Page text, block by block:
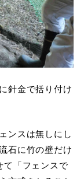
針金で括り付け
ンスは無しにし
石に竹の壁だけ
て「フェンスで